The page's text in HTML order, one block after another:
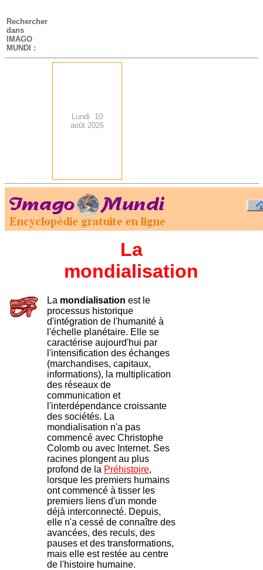
-
Rechercher
dans
IMAGO
MUNDI :
Lundi 10
août 2026
.
La
mondialisation
La mondialisation est le
processus historique
d'intégration de l'humanité à
l'échelle planétaire. Elle se
caractérise aujourd'hui par
l'intensification des échanges
(marchandises, capitaux,
informations), la multiplication
des réseaux de
communication et
l'interdépendance croissante
des sociétés. La
mondialisation n'a pas
commencé avec Christophe
Colomb ou avec Internet. Ses
racines plongent au plus
profond de la Préhistoire,
lorsque les premiers humains
ont commencé à tisser les
premiers liens d'un monde
déjà interconnecté. Depuis,
elle n'a cessé de connaître des
avancées, des reculs, des
pauses et des transformations,
mais elle est restée au centre
de l'histoire humaine.